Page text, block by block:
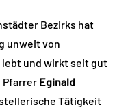
Bezirks hat
unweit von
und wirkt seit gut
Pfarrer Eginald
Tätigkeit